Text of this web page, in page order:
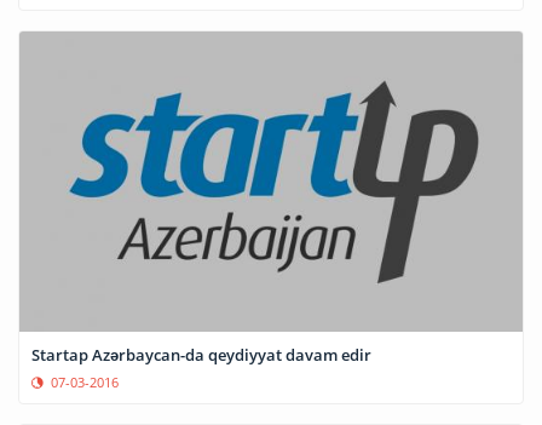
Startap Azərbaycan-da qeydiyyat davam edir
07-03-2016